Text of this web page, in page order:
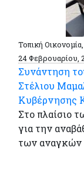
Τοπική
24 Φεβρουαρίου,
Συνάντηση
Στέλιου
Κυβέρνησης
Στο πλαίσιο
για την
των αναγκών